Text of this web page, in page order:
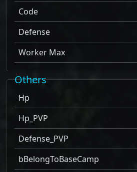
Code
Defense
Worker Max
Others
Hp
Hp_PVP
Defense_PVP
bBelongToBaseCamp